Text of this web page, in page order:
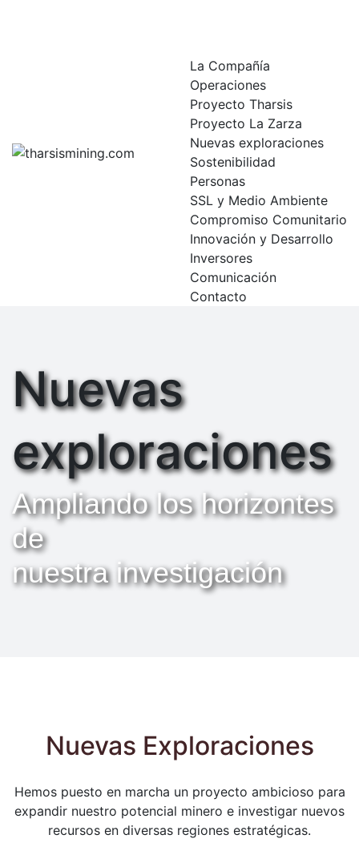
La Compañía
Operaciones
Proyecto Tharsis
Proyecto La Zarza
Nuevas exploraciones
Sostenibilidad
Personas
SSL y Medio Ambiente
Compromiso Comunitario
Innovación y Desarrollo
Inversores
Comunicación
Contacto
Nuevas
exploraciones
Ampliando los horizontes
de
nuestra investigación
Nuevas Exploraciones
Hemos puesto en marcha un proyecto ambicioso para
expandir nuestro potencial minero e investigar nuevos
recursos en diversas regiones estratégicas.